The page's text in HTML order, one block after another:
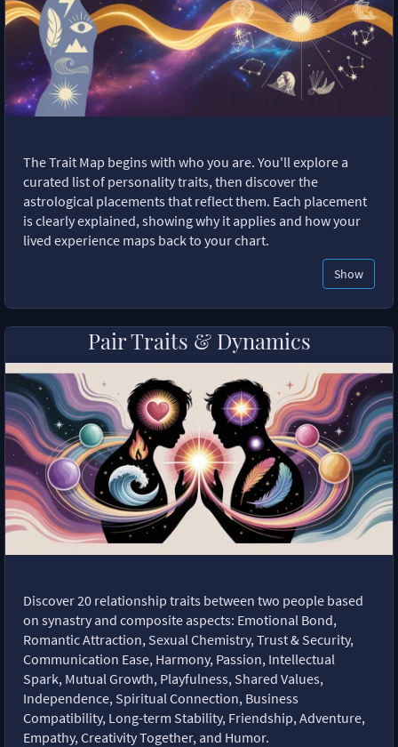
The Trait Map begins with who you are. You'll explore a
curated list of personality traits, then discover the
astrological placements that reflect them. Each placement
is clearly explained, showing why it applies and how your
lived experience maps back to your chart.
Show
Pair Traits & Dynamics
Discover 20 relationship traits between two people based
on synastry and composite aspects: Emotional Bond,
Romantic Attraction, Sexual Chemistry, Trust & Security,
Communication Ease, Harmony, Passion, Intellectual
Spark, Mutual Growth, Playfulness, Shared Values,
Independence, Spiritual Connection, Business
Compatibility, Long-term Stability, Friendship, Adventure,
Empathy, Creativity Together, and Humor.